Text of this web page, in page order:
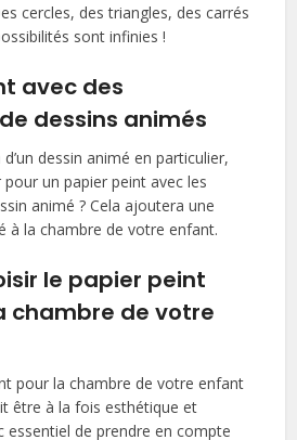
cercles, des triangles, des carrés
sont infinies !
avec des
dessins animés
dessin animé en particulier,
un papier peint avec les
animé ? Cela ajoutera une
à la chambre de votre enfant.
le papier peint
chambre de votre
pour la chambre de votre enfant
être à la fois esthétique et
essentiel de prendre en compte